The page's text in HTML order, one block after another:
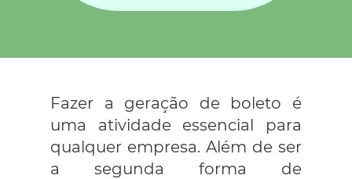
Fazer a geração de boleto é
uma atividade essencial para
qualquer empresa. Além de ser
a segunda forma de